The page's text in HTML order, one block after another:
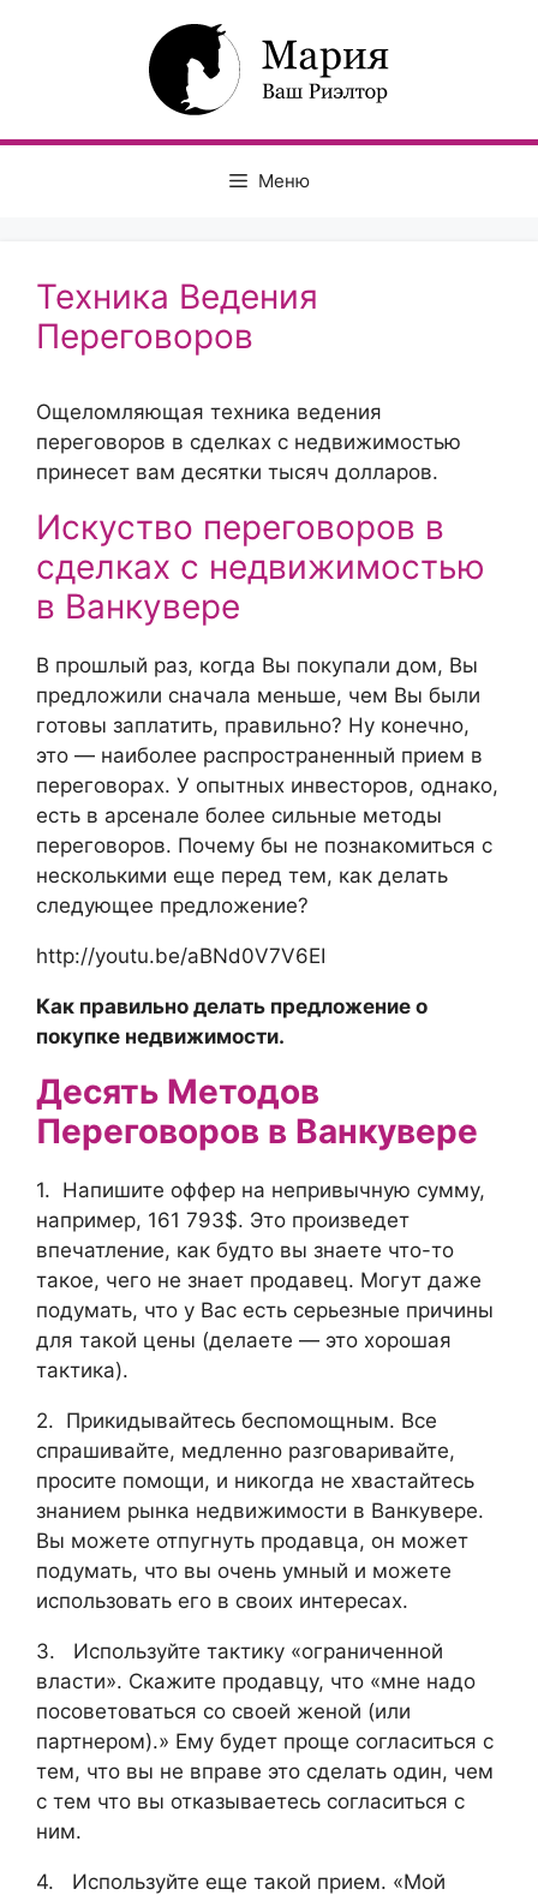
Меню
Техника Ведения
Переговоров
Ощеломляющая техника ведения
переговоров в сделках с недвижимостью
принесет вам десятки тысяч долларов.
Искуство переговоров в
сделках с недвижимостью
в Ванкувере
В прошлый раз, когда Вы покупали дом, Вы
предложили сначала меньше, чем Вы были
готовы заплатить, правильно? Ну конечно,
это — наиболее распространенный прием в
переговорах. У опытных инвесторов, однако,
есть в арсенале более сильные методы
переговоров. Почему бы не познакомиться с
несколькими еще перед тем, как делать
следующее предложение?
http://youtu.be/aBNd0V7V6EI
Как правильно делать предложение о
покупке недвижимости.
Десять Методов
Переговоров в Ванкувере
1. Напишите оффер на непривычную сумму,
например, 161 793$. Это произведет
впечатление, как будто вы знаете что-то
такое, чего не знает продавец. Могут даже
подумать, что у Вас есть серьезные причины
для такой цены (делаете — это хорошая
тактика).
2. Прикидывайтесь беспомощным. Все
спрашивайте, медленно разговаривайте,
просите помощи, и никогда не хвастайтесь
знанием рынка недвижимости в Ванкувере.
Вы можете отпугнуть продавца, он может
подумать, что вы очень умный и можете
использовать его в своих интересах.
3. Используйте тактику «ограниченной
власти». Скажите продавцу, что «мне надо
посоветоваться со своей женой (или
партнером).» Ему будет проще согласиться с
тем, что вы не вправе это сделать один, чем
с тем что вы отказываетесь согласиться с
ним.
4. Используйте еще такой прием. «Мой